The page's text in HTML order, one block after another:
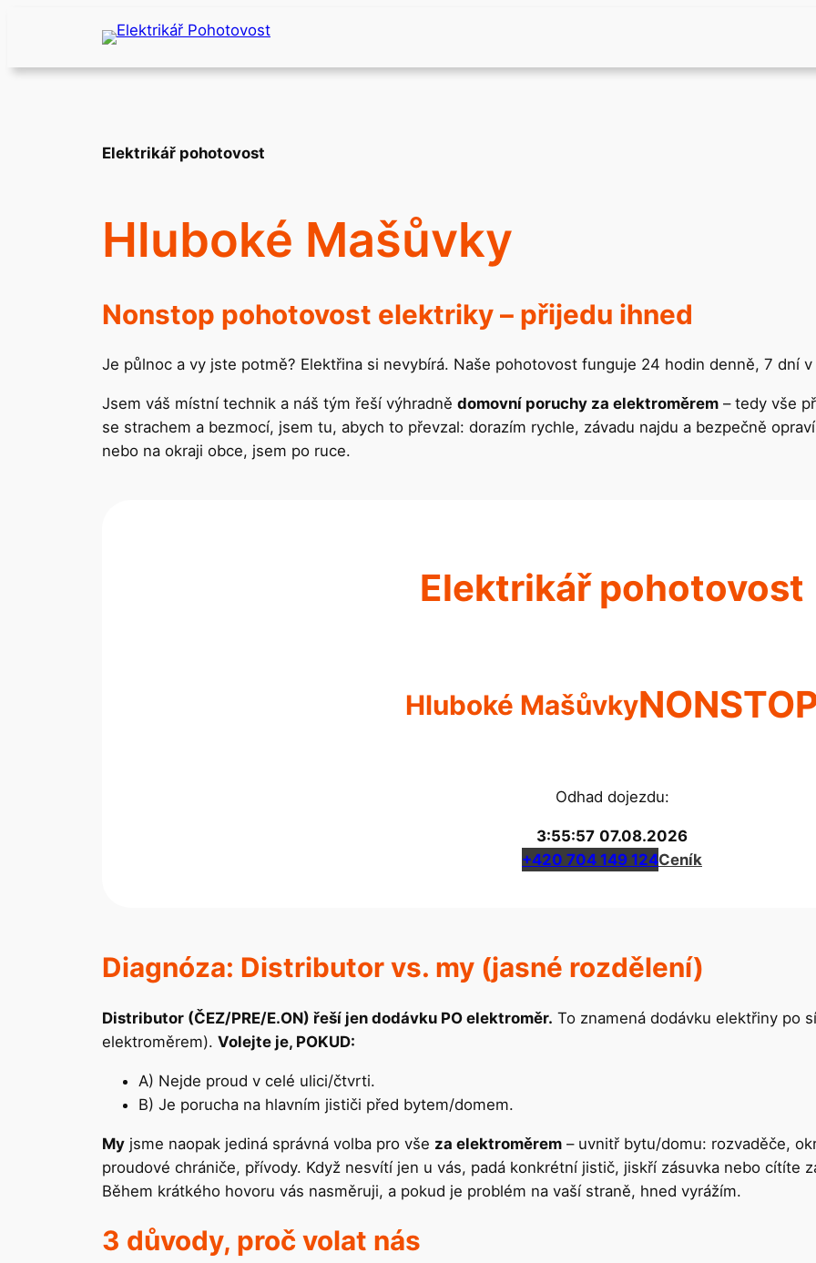
obsah
Elektrikář pohotovost
Hluboké Mašůvky
Nonstop pohotovost elektriky – přijedu ihned
Je půlnoc a vy jste potmě? Elektřina si nevybírá. Naše pohotovost funguje 24 hodin denně, 7 dní
Jsem váš místní technik a náš tým řeší výhradně domovní poruchy za elektroměrem – tedy vše
se strachem a bezmocí, jsem tu, abych to převzal: dorazím rychle, závadu najdu a bezpečně
nebo na okraji obce, jsem po ruce.
Elektrikář pohotovost
Hluboké Mašůvky
Odhad dojezdu:
3:55:57 07.08.2026
+420 704 149 124Ceník
Diagnóza: Distributor vs. my (jasné rozdělení)
Distributor (ČEZ/PRE/E.ON) řeší jen dodávku PO elektroměr. To znamená dodávku elektřiny po
elektroměrem). Volejte je, POKUD:
A) Nejde proud v celé ulici/čtvrti.
B) Je porucha na hlavním jističi před bytem/domem.
My jsme naopak jediná správná volba pro vše za elektroměrem – uvnitř bytu/domu: rozvaděče,
proudové chrániče, přívody. Když nesvítí jen u vás, padá konkrétní jistič, jiskří zásuvka nebo cítíte
Během krátkého hovoru vás nasměruji, a pokud je problém na vaší straně, hned vyrážím.
3 důvody, proč volat nás